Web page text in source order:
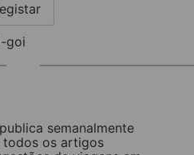
goi
semanalmente
todos os artigos